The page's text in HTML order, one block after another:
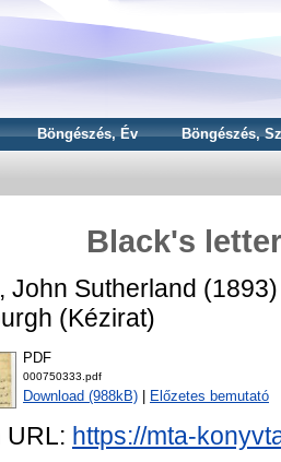
Böngészés, Év Böngészés,
Black's
John Sutherland
(Kézirat)
PDF
000750333.pdf
Download (988kB) Előzetes bemutató
URL: https://mta-